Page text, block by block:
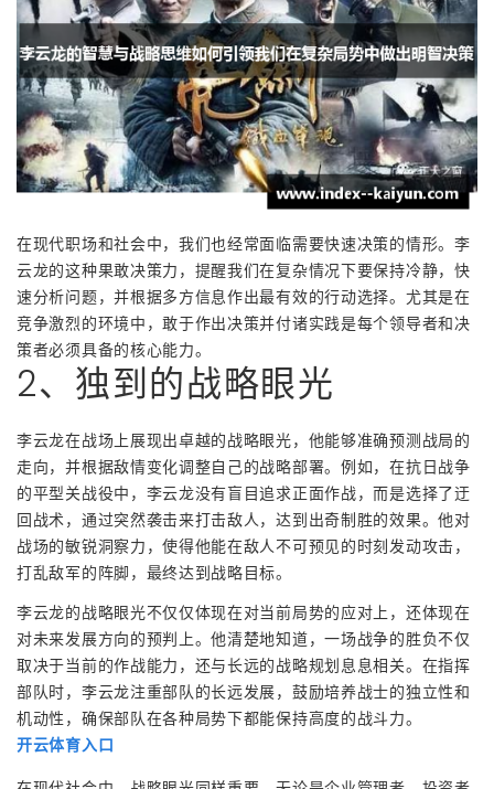
在现代职场和社会中，我们也经常面临需要快速决策的情形。李
云龙的这种果敢决策力，提醒我们在复杂情况下要保持冷静，快
速分析问题，并根据多方信息作出最有效的行动选择。尤其是在
竞争激烈的环境中，敢于作出决策并付诸实践是每个领导者和决
策者必须具备的核心能力。
2、独到的战略眼光
李云龙在战场上展现出卓越的战略眼光，他能够准确预测战局的
走向，并根据敌情变化调整自己的战略部署。例如，在抗日战争
的平型关战役中，李云龙没有盲目追求正面作战，而是选择了迂
回战术，通过突然袭击来打击敌人，达到出奇制胜的效果。他对
战场的敏锐洞察力，使得他能在敌人不可预见的时刻发动攻击，
打乱敌军的阵脚，最终达到战略目标。
李云龙的战略眼光不仅仅体现在对当前局势的应对上，还体现在
对未来发展方向的预判上。他清楚地知道，一场战争的胜负不仅
取决于当前的作战能力，还与长远的战略规划息息相关。在指挥
部队时，李云龙注重部队的长远发展，鼓励培养战士的独立性和
机动性，确保部队在各种局势下都能保持高度的战斗力。
开云体育入口